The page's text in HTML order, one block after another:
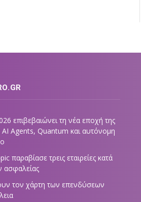
επιβεβαιώνει τη νέα εποχή της
Agents, Quantum και αυτόνομη
παραβίασε τρεις εταιρείες κατά
ασφαλείας
τον χάρτη των επενδύσεων